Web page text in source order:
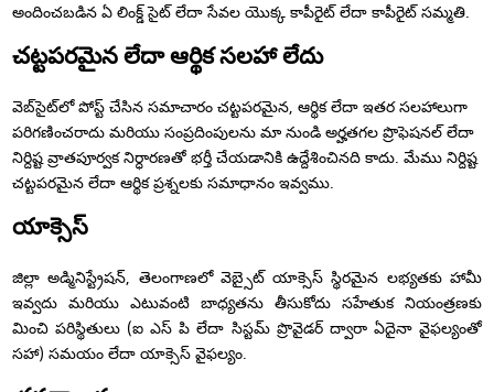
అందించబడిన ఏ లింక్డ్ సైట్ లేదా సేవల యొక్క కాపీరైట్ లేదా కాపీరైట్ సమ్మతి.
చట్టపరమైన లేదా ఆర్థిక సలహా లేదు
వెబ్‌సైట్‌లో పోస్ట్ చేసిన సమాచారం చట్టపరమైన, ఆర్థిక లేదా ఇతర సలహాలుగా
పరిగణించరాదు మరియు సంప్రదింపులను మా నుండి అర్హతగల ప్రొఫెషనల్ లేదా
నిర్దిష్ట వ్రాతపూర్వక నిర్ధారణతో భర్తీ చేయడానికి ఉద్దేశించినది కాదు. మేము నిర్దిష్ట
చట్టపరమైన లేదా ఆర్థిక ప్రశ్నలకు సమాధానం ఇవ్వము.
యాక్సెస్
జిల్లా అడ్మినిస్ట్రేషన్, తెలంగాణలో వెబ్సైట్ యాక్సెస్ స్థిరమైన లభ్యతకు హామీ
ఇవ్వదు మరియు ఎటువంటి బాధ్యతను తీసుకోదు సహేతుక నియంత్రణకు
మించి పరిస్థితులు (ఐ ఎస్ పి లేదా సిస్టమ్ ప్రొవైడర్ ద్వారా ఏదైనా వైఫల్యంతో
సహా) సమయం లేదా యాక్సెస్ వైఫల్యం.